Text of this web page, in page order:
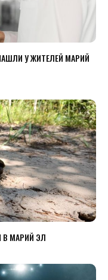
У ЖИТЕЛЕЙ МАРИЙ
В МАРИЙ ЭЛ